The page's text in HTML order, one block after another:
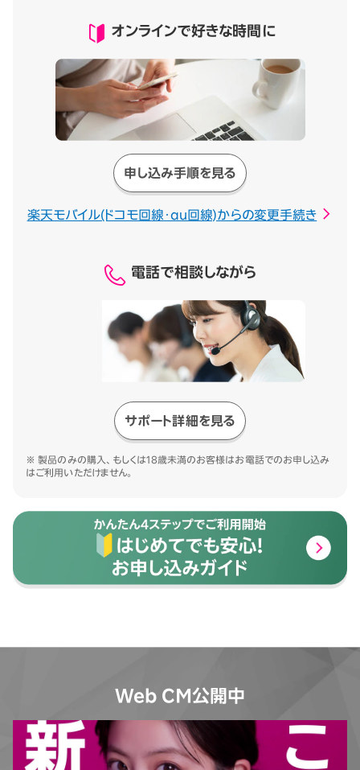
オンラインで好きな時間に
申し込み手順を見る
楽天モバイル(ドコモ回線・au回線)からの変更手続き
電話で相談しながら
サポート詳細を見る
※ 製品のみの購入、もしくは18歳未満のお客様はお電話でのお申し込み
はご利用いただけません。
Web CM公開中